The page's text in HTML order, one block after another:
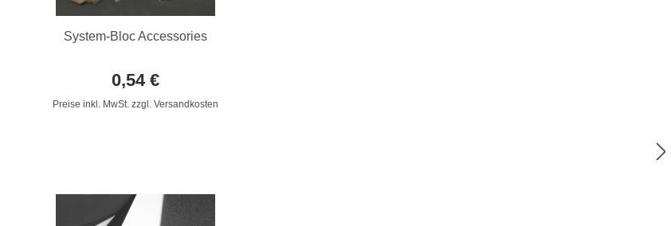
System-Bloc Accessories
0,54 €
Preise inkl. MwSt. zzgl. Versandkosten